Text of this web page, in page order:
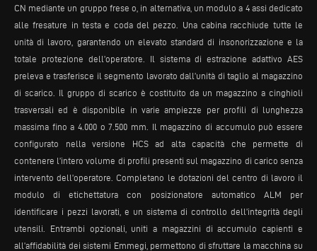
CN mediante un gruppo frese o, in alternativa, un modulo a 4 assi dedicato
alle fresature in testa e coda del pezzo. Una cabina racchiude tutte le
unità di lavoro, garantendo un elevato standard di insonorizzazione e la
totale protezione dell’operatore. Il sistema di estrazione adattivo AES
preleva e trasferisce il segmento lavorato dall’unità di taglio al magazzino
di scarico. Il gruppo di scarico è costituito da un magazzino a cinghioli
trasversali ed è disponibile in varie ampiezze per profili di lunghezza
massima fino a 4.000 o 7.500 mm. Il magazzino di accumulo può essere
configurato nella versione HCS ad alta capacità che permette di
contenere l’intero volume di profili presenti sul magazzino di carico senza
intervento dell’operatore. Completano le dotazioni del centro di lavoro il
modulo di etichettatura con posizionatore automatico ALM per
identificare i pezzi lavorati, e un sistema di controllo dell’integrità degli
utensili. Entrambi opzionali, uniti a magazzini di accumulo capienti e
all’affidabilità dei sistemi Emmegi, permettono di sfruttare la macchina su